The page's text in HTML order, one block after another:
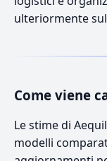
ulteriormente
Come viene
Le stime di
modelli